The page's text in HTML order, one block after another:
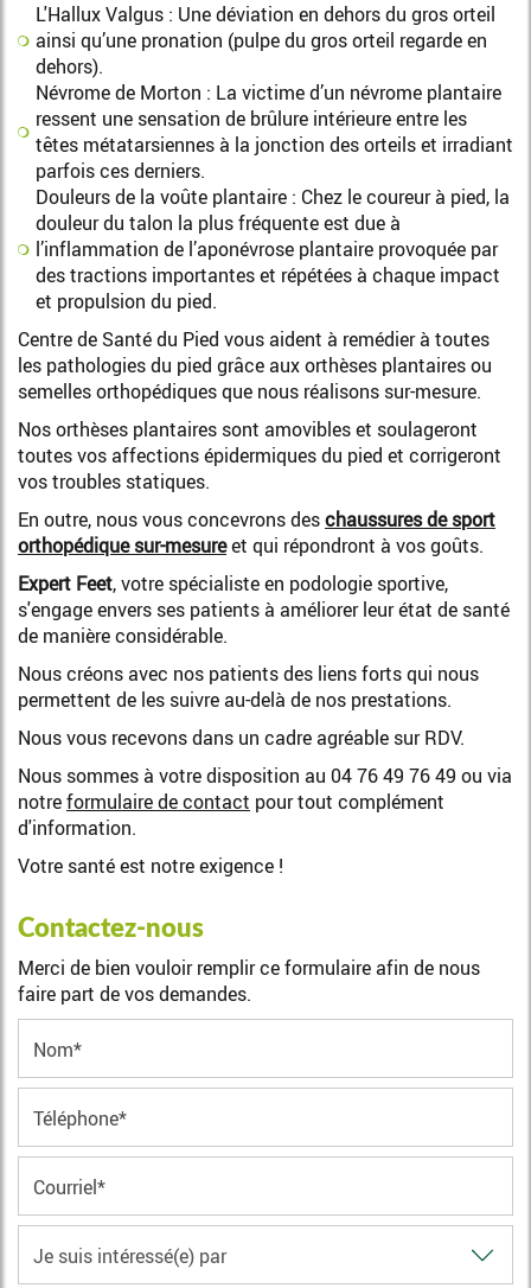
L'Hallux Valgus : Une déviation en dehors du gros orteil
ainsi qu’une pronation (pulpe du gros orteil regarde en
dehors).
Névrome de Morton : La victime d’un névrome plantaire
ressent une sensation de brûlure intérieure entre les
têtes métatarsiennes à la jonction des orteils et irradiant
parfois ces derniers.
Douleurs de la voûte plantaire : Chez le coureur à pied, la
douleur du talon la plus fréquente est due à
l’inflammation de l’aponévrose plantaire provoquée par
des tractions importantes et répétées à chaque impact
et propulsion du pied.
Centre de Santé du Pied vous aident à remédier à toutes
les pathologies du pied grâce aux orthèses plantaires ou
semelles orthopédiques que nous réalisons sur-mesure.
Nos orthèses plantaires sont amovibles et soulageront
toutes vos affections épidermiques du pied et corrigeront
vos troubles statiques.
En outre, nous vous concevrons deschaussures de sport
orthopédique sur-mesureet qui répondront à vos goûts.
Expert Feet, votre spécialiste en podologie sportive,
s'engage envers ses patients à améliorer leur état de santé
de manière considérable.
Nous créons avec nos patients des liens forts qui nous
permettent de les suivre au-delà de nos prestations.
Nous vous recevons dans un cadre agréable sur RDV.
Nous sommes à votre disposition au 04 76 49 76 49 ou via
notreformulaire de contact pour tout complément
d'information.
Votre santé est notre exigence !
Contactez-nous
Merci de bien vouloir remplir ce formulaire afin de nous
faire part de vos demandes.